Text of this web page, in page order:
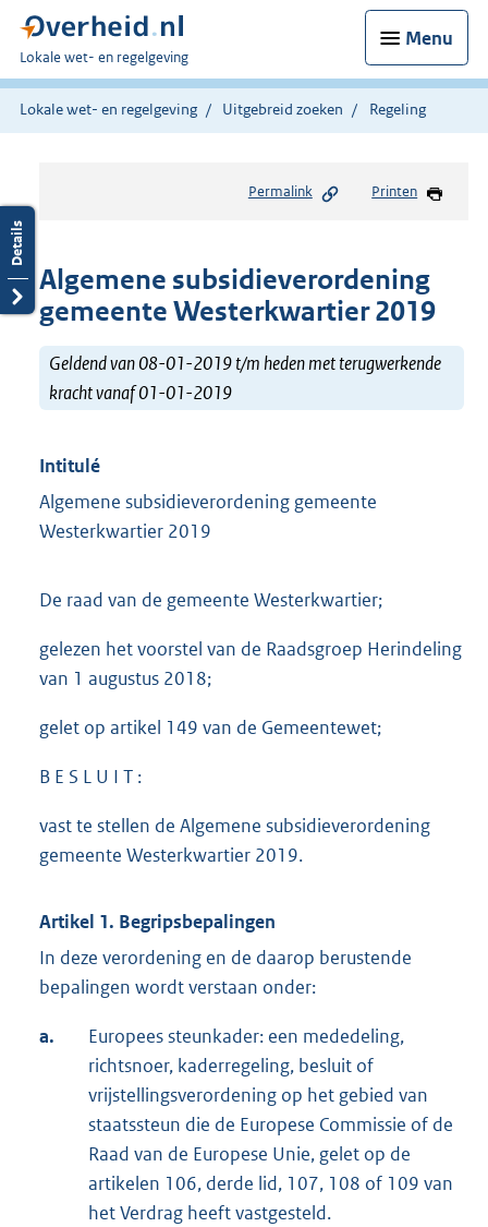
Menu
U
bent
hier:
Lokale wet- en regelgeving
Lokale wet- en regelgeving Uitgebreid zoeken Regeling
Permalink Printen
Algemene subsidieverordening
gemeente Westerkwartier 2019
Geldend van 08-01-2019 t/m heden met terugwerkende
kracht vanaf 01-01-2019
Intitulé
Algemene subsidieverordening gemeente
Westerkwartier 2019
De raad van de gemeente Westerkwartier;
gelezen het voorstel van de Raadsgroep Herindeling
van 1 augustus 2018;
gelet op artikel 149 van de Gemeentewet;
B E S L U I T :
vast te stellen de Algemene subsidieverordening
gemeente Westerkwartier 2019.
Artikel 1. Begripsbepalingen
In deze verordening en de daarop berustende
bepalingen wordt verstaan onder:
a.
Europees steunkader: een mededeling,
richtsnoer, kaderregeling, besluit of
vrijstellingsverordening op het gebied van
staatssteun die de Europese Commissie of de
Raad van de Europese Unie, gelet op de
artikelen 106, derde lid, 107, 108 of 109 van
het Verdrag heeft vastgesteld.